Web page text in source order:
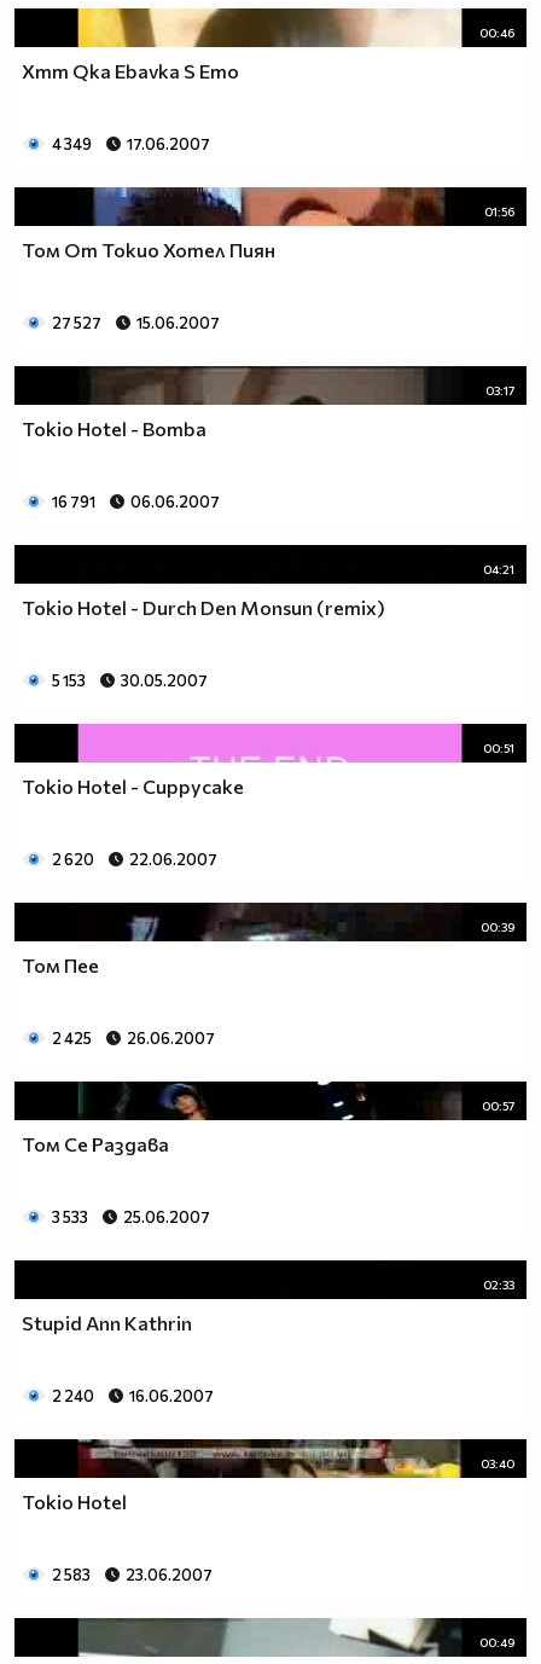
00:46
Xmm Qka Ebavka S Emo
4 349 17.06.2007
01:56
Том От Токио Хотел Пиян
27 527 15.06.2007
03:17
Tokio Hotel - Bomba
16 791 06.06.2007
04:21
Tokio Hotel - Durch Den Monsun (remix)
5 153 30.05.2007
00:51
Tokio Hotel - Cuppycake
2 620 22.06.2007
00:39
Том Пее
2 425 26.06.2007
00:57
Том Се Раздава
3 533 25.06.2007
02:33
Stupid Ann Kathrin
2 240 16.06.2007
03:40
Tokio Hotel
2 583 23.06.2007
00:49